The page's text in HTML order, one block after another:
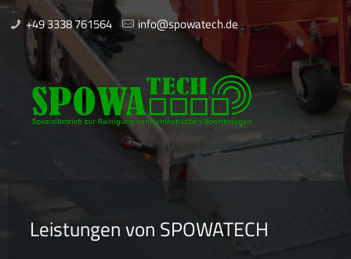
+49 3338 761564 info@spowatech.de
Leistungen von SPOWATECH